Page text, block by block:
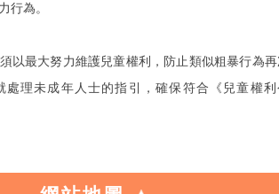
行為。
以最大努力維護兒童權利，防止類似粗暴行為
處理未成年人士的指引，確保符合《兒童權利